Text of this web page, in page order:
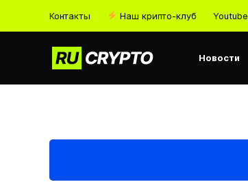
Контакты Наш крипто-клуб Youtube
Новости